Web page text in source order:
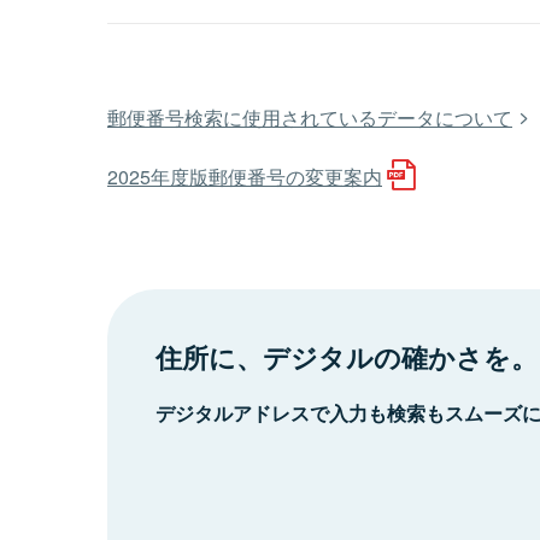
郵便番号検索に使用されているデータについて
2025年度版郵便番号の変更案内
住所に、デジタルの確かさを。
デジタルアドレスで入力も検索もスムーズ